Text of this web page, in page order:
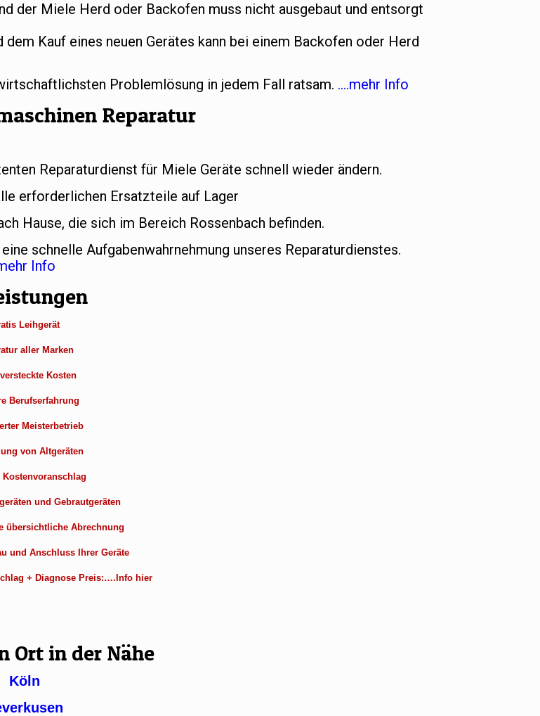
der Miele Herd oder Backofen muss nicht ausgebaut und entsorgt
Kauf eines neuen Gerätes kann bei einem Backofen oder Herd
Problemlösung in jedem Fall ratsam. ….mehr Info
Reparatur
Reparaturdienst für Miele Geräte schnell wieder ändern.
erforderlichen Ersatzteile auf Lager
Hause, die sich im Bereich Rossenbach befinden.
schnelle Aufgabenwahrnehmung unseres Reparaturdienstes.
Info
Leihgerät
aller Marken
Kosten
Berufserfahrung
Meisterbetrieb
von Altgeräten
Kostenvoranschlag
und Gebrautgeräten
übersichtliche Abrechnung
und Anschluss Ihrer Geräte
+ Diagnose Preis:….Info hier
Ort in der Nähe
Köln